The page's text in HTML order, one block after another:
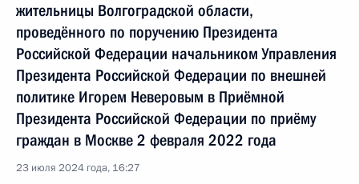
жительницы Волгоградской области,
проведённого по поручению Президента
Российской Федерации начальником Управления
Президента Российской Федерации по внешней
политике Игорем Неверовым в Приёмной
Президента Российской Федерации по приёму
граждан в Москве 2 февраля 2022 года
23 июля 2024 года, 16:27